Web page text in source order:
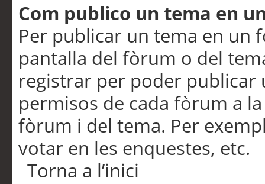
Com publico un tema en
Per publicar un tema en un
pantalla del fòrum o del
registrar per poder publicar
permisos de cada fòrum a
fòrum i del tema. Per
votar en les enquestes, etc.
Torna a l’inici